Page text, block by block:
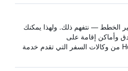
الخطط — نتفهم ذلك. ولهذا يمكنك
وأماكن إقامة على
HotelsCombined من وكالات السفر التي تقدم خدمة